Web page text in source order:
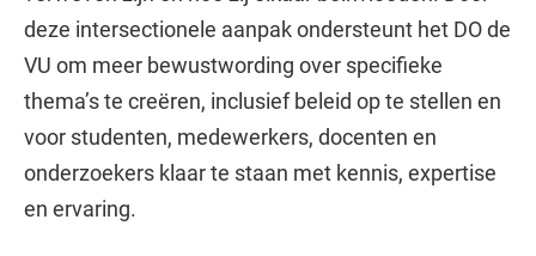
deze intersectionele aanpak ondersteunt het DO de
VU om meer bewustwording over specifieke
thema’s te creëren, inclusief beleid op te stellen en
voor studenten, medewerkers, docenten en
onderzoekers klaar te staan met kennis, expertise
en ervaring.